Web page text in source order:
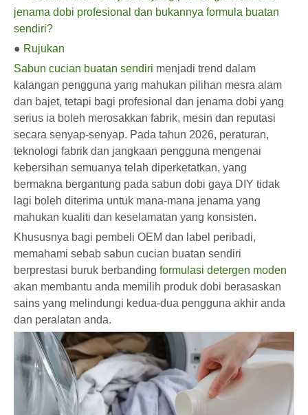
jenama dobi profesional dan bukannya formula buatan
sendiri?
● Rujukan
Sabun cucian buatan sendiri menjadi trend dalam
kalangan pengguna yang mahukan pilihan mesra alam
dan bajet, tetapi bagi profesional dan jenama dobi yang
serius ia boleh merosakkan fabrik, mesin dan reputasi
secara senyap-senyap. Pada tahun 2026, peraturan,
teknologi fabrik dan jangkaan pengguna mengenai
kebersihan semuanya telah diperketatkan, yang
bermakna bergantung pada sabun dobi gaya DIY tidak
lagi boleh diterima untuk mana-mana jenama yang
mahukan kualiti dan keselamatan yang konsisten.
Khususnya bagi pembeli OEM dan label peribadi,
memahami sebab sabun cucian buatan sendiri
berprestasi buruk berbanding formulasi detergen moden
akan membantu anda memilih produk dobi berasaskan
sains yang melindungi kedua-dua pengguna akhir anda
dan peralatan anda.